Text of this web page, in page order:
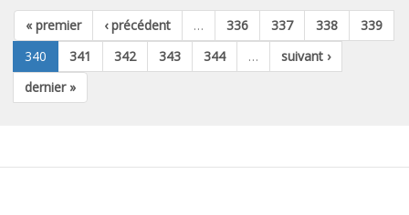
« premier ‹ précédent … 336 337 338
339
340
341 342 343 344 …
suivant ›
dernier »